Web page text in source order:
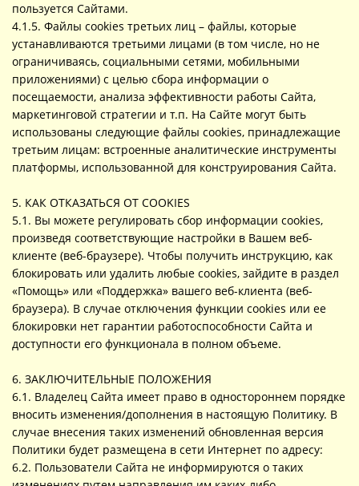
пользуется Сайтами.
4.1.5. Файлы cookies третьих лиц – файлы, которые
устанавливаются третьими лицами (в том числе, но не
ограничиваясь, социальными сетями, мобильными
приложениями) с целью сбора информации о
посещаемости, анализа эффективности работы Сайта,
маркетинговой стратегии и т.п. На Сайте могут быть
использованы следующие файлы cookies, принадлежащие
третьим лицам: встроенные аналитические инструменты
платформы, использованной для конструирования Сайта.
5. КАК ОТКАЗАТЬСЯ ОТ COOKIES
5.1. Вы можете регулировать сбор информации cookies,
произведя соответствующие настройки в Вашем веб-
клиенте (веб-браузере). Чтобы получить инструкцию, как
блокировать или удалить любые cookies, зайдите в раздел
«Помощь» или «Поддержка» вашего веб-клиента (веб-
браузера). В случае отключения функции cookies или ее
блокировки нет гарантии работоспособности Сайта и
доступности его функционала в полном объеме.
6. ЗАКЛЮЧИТЕЛЬНЫЕ ПОЛОЖЕНИЯ
6.1. Владелец Сайта имеет право в одностороннем порядке
вносить изменения/дополнения в настоящую Политику. В
случае внесения таких изменений обновленная версия
Политики будет размещена в сети Интернет по адресу:
6.2. Пользователи Сайта не информируются о таких